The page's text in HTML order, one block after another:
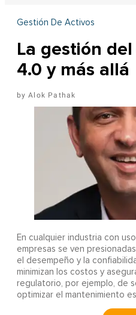
Gestión De Activos
La gestión
4.0 y más allá
Alok Pathak
En cualquier industria con
empresas se ven
el desempeño y la
minimizan los costos y
regulatorio, por ejemplo, de
optimizar el mantenimiento